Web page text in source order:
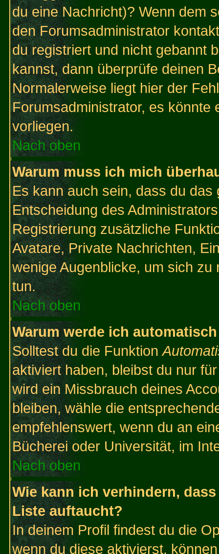
du eine Nachricht)? Wenn dem
den Forumsadministrator
du registriert und nicht gebannt
kannst, dann überprüfe deinen
Normalerweise liegt hier der
Forumsadministrator, es könnte
vorliegen.
Nach oben
Warum muss ich mich
Es kann auch sein, dass du
Entscheidung des
Registrierung zusätzliche
Avatare, Private Nachrichten,
wenige Augenblicke, um sich
tun.
Nach oben
Warum werde ich
Solltest du die Funktion
aktiviert haben, bleibst du nur
wird ein Missbrauch deines
bleiben, wähle die
empfehlenswert, wenn du an
Bücherei oder Universität, im
Nach oben
Wie kann ich verhindern,
Liste auftaucht?
In deinem Profil findest du die
wenn du diese aktivierst,